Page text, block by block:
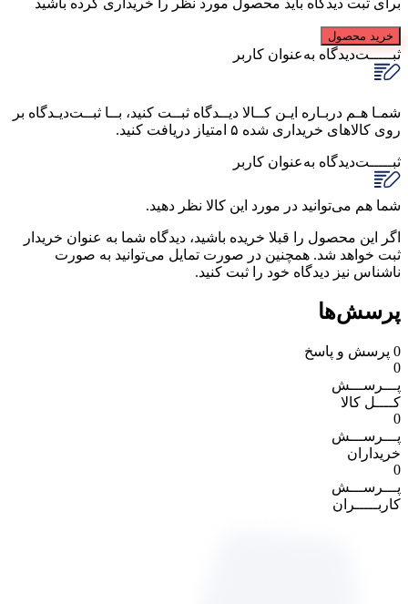
برای ثبت دیدگاه باید محصول مورد نظر را خریداری کرده باشید
خرید محصول
ثبـــــت‌دیدگاه به‌عنوان کاربر
شمـا هـم دربـاره ایـن کــالا دیــدگاه ثبــت کنید، بــا ثبــت‌دیـدگاه بر
روی کالاهای خریداری شده ۵ امتیاز دریافت کنید.
ثبـــــت‌دیدگاه به‌عنوان کاربر
شما هم می‌توانید در مورد این کالا نظر دهید.
اگر این محصول را قبلا خریده باشید، دیدگاه شما به عنوان خریدار
ثبت خواهد شد. همچنین در صورت تمایل می‌توانید به صورت
ناشناس نیز دیدگاه خود را ثبت کنید.
پرسش‌ها
0 پرسش و پاسخ
0
پـــرســـش
کــــل کالا
0
پـــرســـش
خریداران
0
پـــرســـش
کاربـــــران